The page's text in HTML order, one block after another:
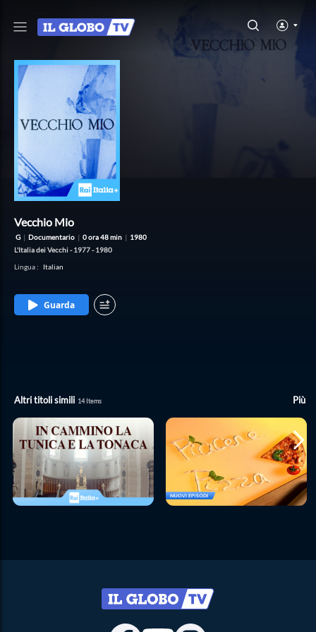
Vecchio Mio
G | Documentario | 0 ora 48 min | 1980
L'Italia dei Vecchi - 1977 - 1980
Lingua: Italian
Guarda
Altri titoli simili 14Items Più